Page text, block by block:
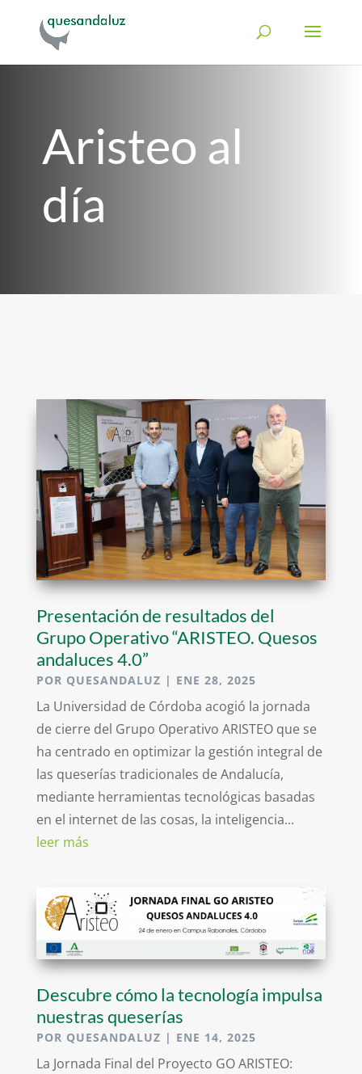
Aristeo al
día
Presentación de resultados del
Grupo Operativo “ARISTEO. Quesos
andaluces 4.0”
POR QUESANDALUZ | ENE 28, 2025
La Universidad de Córdoba acogió la jornada
de cierre del Grupo Operativo ARISTEO que se
ha centrado en optimizar la gestión integral de
las queserías tradicionales de Andalucía,
mediante herramientas tecnológicas basadas
en el internet de las cosas, la inteligencia...
leer más
Descubre cómo la tecnología impulsa
nuestras queserías
POR QUESANDALUZ | ENE 14, 2025
La Jornada Final del Proyecto GO ARISTEO: